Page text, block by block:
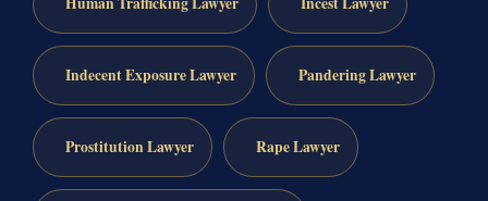
Indecent Exposure Lawyer Pandering Lawyer
Prostitution Lawyer Rape Lawyer